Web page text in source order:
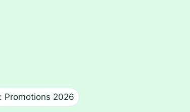
Promotions 2026